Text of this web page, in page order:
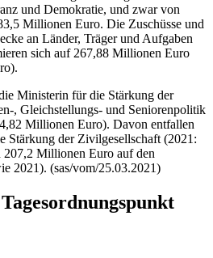
und Demokratie, und zwar von
Millionen Euro. Die Zuschüsse und
an Länder, Träger und Aufgaben
sich auf 267,88 Millionen Euro
Ministerin für die Stärkung der
, Gleichstellungs- und Seniorenpolitik
Millionen Euro). Davon entfallen
Stärkung der Zivilgesellschaft (2021:
Millionen Euro auf den
2021). (sas/vom/25.03.2021)